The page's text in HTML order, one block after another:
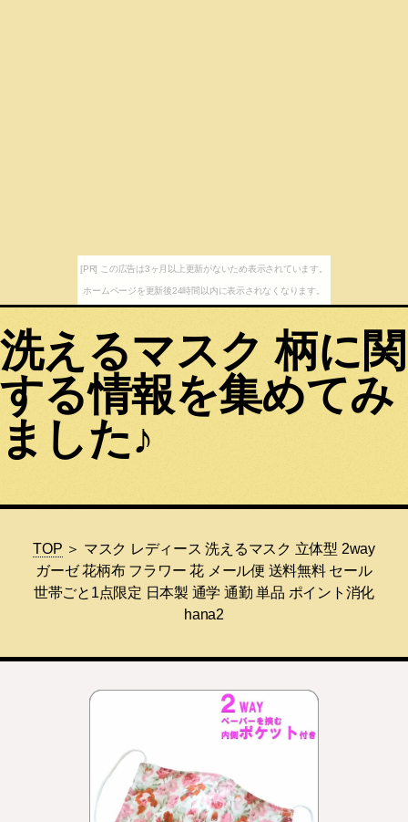
[PR] この広告は3ヶ月以上更新がないため表示されています。
ホームページを更新後24時間以内に表示されなくなります。
洗えるマスク 柄に関
する情報を集めてみ
ました♪
TOP ＞ マスク レディース 洗えるマスク 立体型 2way
ガーゼ 花柄布 フラワー 花 メール便 送料無料 セール
世帯ごと1点限定 日本製 通学 通勤 単品 ポイント消化
hana2